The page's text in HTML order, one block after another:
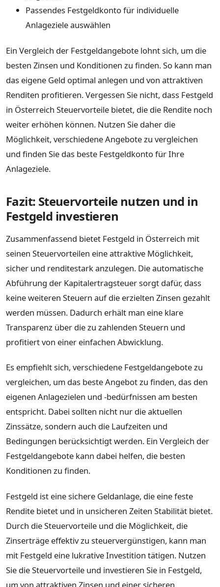
Passendes Festgeldkonto für individuelle
Anlageziele auswählen
Ein Vergleich der Festgeldangebote lohnt sich, um die
besten Zinsen und Konditionen zu finden. So kann man
das eigene Geld optimal anlegen und von attraktiven
Renditen profitieren. Vergessen Sie nicht, dass Festgeld
in Österreich Steuervorteile bietet, die die Rendite noch
weiter erhöhen können. Nutzen Sie daher die
Möglichkeit, verschiedene Angebote zu vergleichen
und finden Sie das beste Festgeldkonto für Ihre
Anlageziele.
Fazit: Steuervorteile nutzen und in
Festgeld investieren
Zusammenfassend bietet Festgeld in Österreich mit
seinen Steuervorteilen eine attraktive Möglichkeit,
sicher und renditestark anzulegen. Die automatische
Abführung der Kapitalertragsteuer sorgt dafür, dass
keine weiteren Steuern auf die erzielten Zinsen gezahlt
werden müssen. Dadurch erhält man eine klare
Transparenz über die zu zahlenden Steuern und
profitiert von einer einfachen Abwicklung.
Es empfiehlt sich, verschiedene Festgeldangebote zu
vergleichen, um das beste Angebot zu finden, das den
eigenen Anlagezielen und -bedürfnissen am besten
entspricht. Dabei sollten nicht nur die aktuellen
Zinssätze, sondern auch die Laufzeiten und
Bedingungen berücksichtigt werden. Ein Vergleich der
Festgeldangebote kann dabei helfen, die besten
Konditionen zu finden.
Festgeld ist eine sichere Geldanlage, die eine feste
Rendite bietet und in unsicheren Zeiten Stabilität bietet.
Durch die Steuervorteile und die Möglichkeit, die
Zinserträge effektiv zu steuervergünstigen, kann man
mit Festgeld eine lukrative Investition tätigen. Nutzen
Sie die Steuervorteile und investieren Sie in Festgeld,